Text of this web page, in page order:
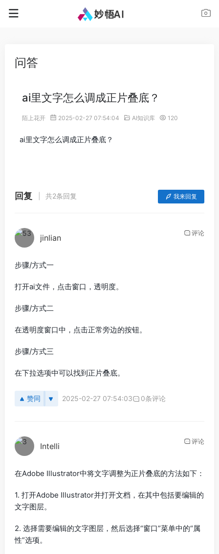
问答
ai里文字怎么调成正片叠底？
陌上花开 2025-02-27 07:54:04 AI知识库 120
ai里文字怎么调成正片叠底？
回复 共2条回复 我来回复
jinlian 评论
步骤/方式一
打开ai文件，点击窗口，透明度。
步骤/方式二
在透明度窗口中，点击正常旁边的按钮。
步骤/方式三
在下拉选项中可以找到正片叠底。
赞同 2025-02-27 07:54:03 0条评论
Intelli 评论
在Adobe Illustrator中将文字调整为正片叠底的方法如下：
1. 打开Adobe Illustrator并打开文档，在其中包括要编辑的
文字图层。
2. 选择需要编辑的文字图层，然后选择“窗口”菜单中的“属
性”选项。